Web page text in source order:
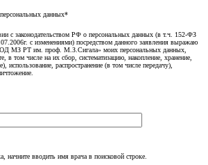
данных*
с законодательством РФ о персональных данных (в т.ч. 152-ФЗ
с изменениями) посредством данного заявления выражаю
МЗ РТ им. проф. М.З.Сигала» моих персональных данных,
в том числе на их сбор, систематизацию, накопление, хранение,
использование, распространение (в том числе передачу),
начните вводить имя врача в поисковой строке.